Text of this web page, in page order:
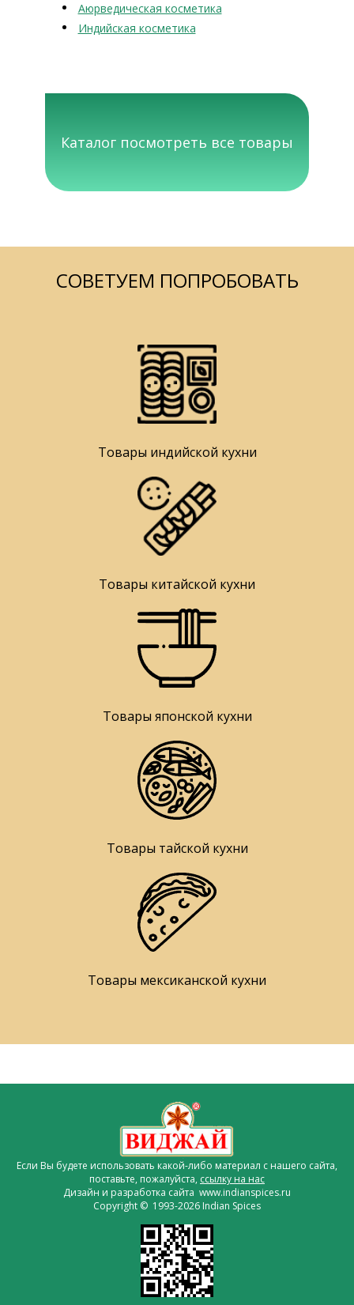
Аюрведическая косметика
Индийская косметика
Каталог посмотреть все товары
СОВЕТУЕМ ПОПРОБОВАТЬ
Товары индийской кухни
Товары китайской кухни
Товары японской кухни
Товары тайской кухни
Товары мексиканской кухни
Если Вы будете использовать какой-либо материал с нашего сайта,
поставьте, пожалуйста, ссылку на нас
Дизайн и разработка сайта www.indianspices.ru
Copyright © 1993-2026 Indian Spices